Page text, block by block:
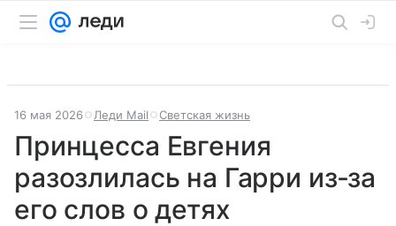
16 мая 2026 Леди Mail Светская жизнь
Принцесса Евгения
разозлилась на Гарри из‑за
его слов о детях